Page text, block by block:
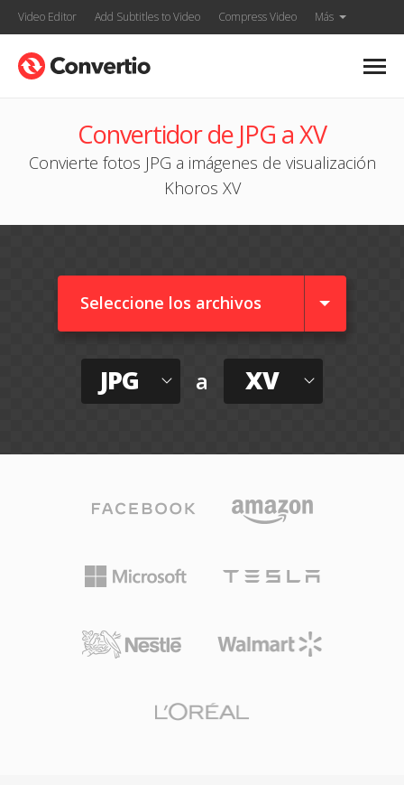
Video Editor Add Subtitles to Video Compress Video Más
Convertidor de JPG a XV
Convierte fotos JPG a imágenes de visualización
Khoros XV
Seleccione los archivos
JPG a XV